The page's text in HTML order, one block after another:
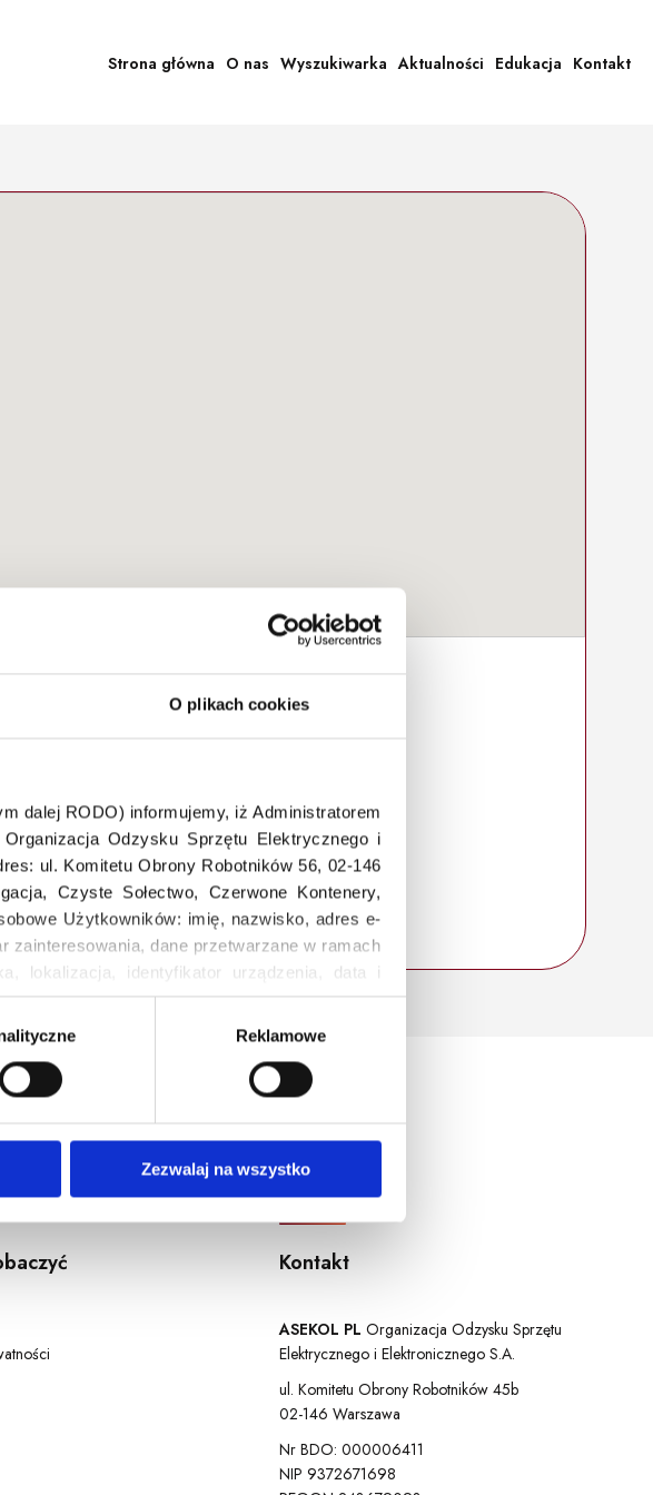
O plikach cookies
dalej RODO) informujemy, iż Administratorem
Odzysku Sprzętu Elektrycznego i
ul. Komitetu Obrony Robotników 56, 02-146
Czyste Sołectwo, Czerwone Kontenery,
Użytkowników: imię, nazwisko, adres e-
zainteresowania, dane przetwarzane w ramach
lokalizacja, identyfikator urządzenia, data i
wiek, typ i wersja systemu operacyjnego.
Reklamowe
Zezwalaj na wszystko
Strona główna O nas Wyszukiwarka Aktualności Edukacja Kontakt
Kontakt
ASEKOL PL Organizacja Odzysku Sprzętu
Elektrycznego i Elektronicznego S.A.
ul. Komitetu Obrony Robotników 45b
02-146 Warszawa
Nr BDO: 000006411
NIP 9372671698